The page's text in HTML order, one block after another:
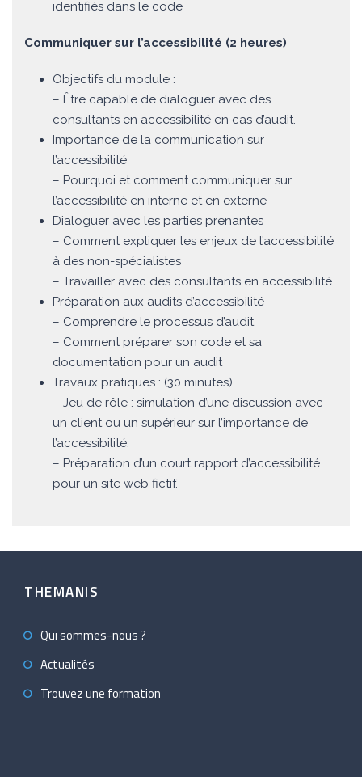
identifiés dans le code
Communiquer sur l’accessibilité (2 heures)
Objectifs du module :
– Être capable de dialoguer avec des
consultants en accessibilité en cas d’audit.
Importance de la communication sur
l’accessibilité
– Pourquoi et comment communiquer sur
l’accessibilité en interne et en externe
Dialoguer avec les parties prenantes
– Comment expliquer les enjeux de l’accessibilité
à des non-spécialistes
– Travailler avec des consultants en accessibilité
Préparation aux audits d’accessibilité
– Comprendre le processus d’audit
– Comment préparer son code et sa
documentation pour un audit
Travaux pratiques : (30 minutes)
– Jeu de rôle : simulation d’une discussion avec
un client ou un supérieur sur l’importance de
l’accessibilité.
– Préparation d’un court rapport d’accessibilité
pour un site web fictif.
THEMANIS
Qui sommes-nous ?
Actualités
Trouvez une formation